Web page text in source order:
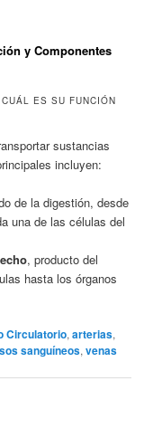
y Componentes
ES SU FUNCIÓN
sustancias
incluyen:
de la digestión, desde
una de las células del
, producto del
hasta los órganos
Circulatorio,arterias,
sanguíneos,venas